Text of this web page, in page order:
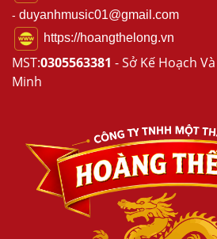
- duyanhmusic01@gmail.com
https://hoangthelong.vn
MST:0305563381 - Sở Kế Hoạch
Minh